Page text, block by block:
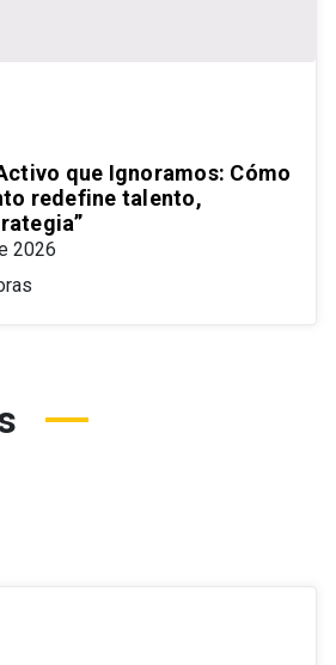
que Ignoramos: Cómo
redefine talento,
2026